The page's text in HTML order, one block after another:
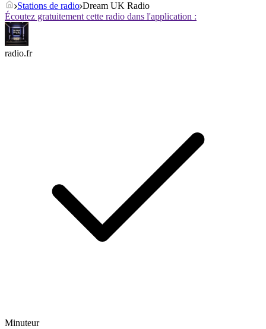
Stations de radio Dream UK Radio
Écoutez gratuitement cette radio dans l'application :
radio.fr
Minuteur